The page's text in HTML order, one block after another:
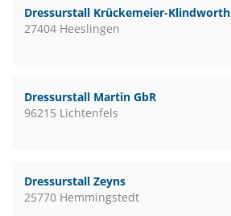
Dressurstall Krückemeier-Klindworth
27404 Heeslingen
Dressurstall Martin GbR
96215 Lichtenfels
Dressurstall Zeyns
25770 Hemmingstedt